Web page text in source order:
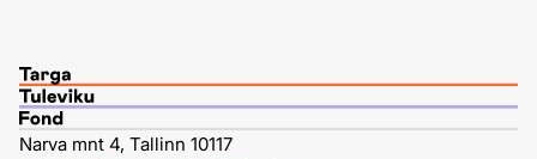
Narva mnt 4, Tallinn 10117